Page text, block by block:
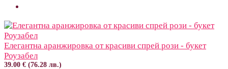
Елегантна аранжировка от красиви спрей рози - букет
Роузабел
39.00 € (76.28 лв.)